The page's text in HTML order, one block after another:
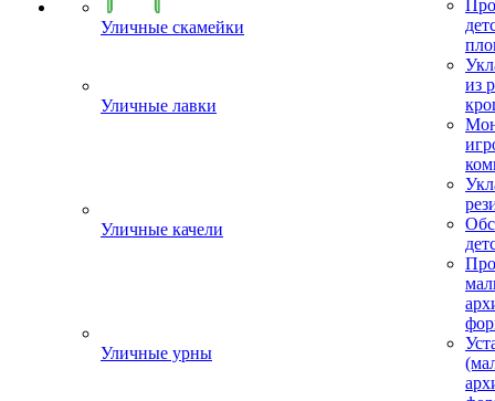
Уличные скамейки
Уличные лавки
Уличные качели
Уличные урны
из